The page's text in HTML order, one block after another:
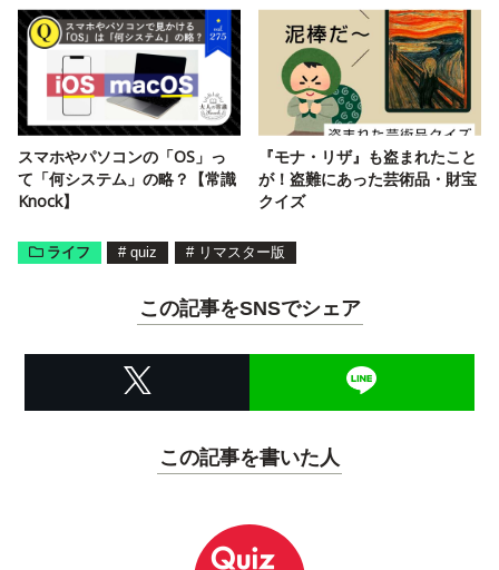
スマホやパソコンの「OS」っ
て「何システム」の略？【常識
Knock】
『モナ・リザ』も盗まれたこと
が！盗難にあった芸術品・財宝
クイズ
ライフ # quiz # リマスター版
この記事をSNSでシェア
この記事を書いた人